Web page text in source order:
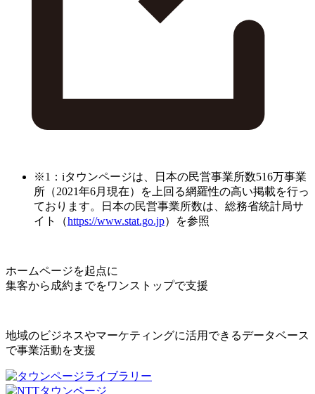
※1：iタウンページは、日本の民営事業所数516万事業
所（2021年6月現在）を上回る網羅性の高い掲載を行っ
ております。日本の民営事業所数は、総務省統計局サ
イト（https://www.stat.go.jp）を参照
ホームページを起点に
集客から成約までをワンストップで支援
地域のビジネスやマーケティングに活用できるデータベース
で事業活動を支援